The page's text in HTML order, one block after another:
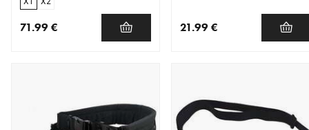
71.99 € 21.99 €